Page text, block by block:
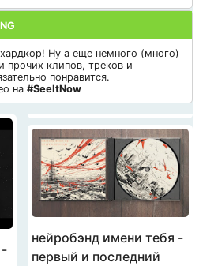
Ну а еще немного (много)
прочих клипов, треков и
понравится.
на #SeeItNow
-
нейробэнд имени тебя -
первый и последний